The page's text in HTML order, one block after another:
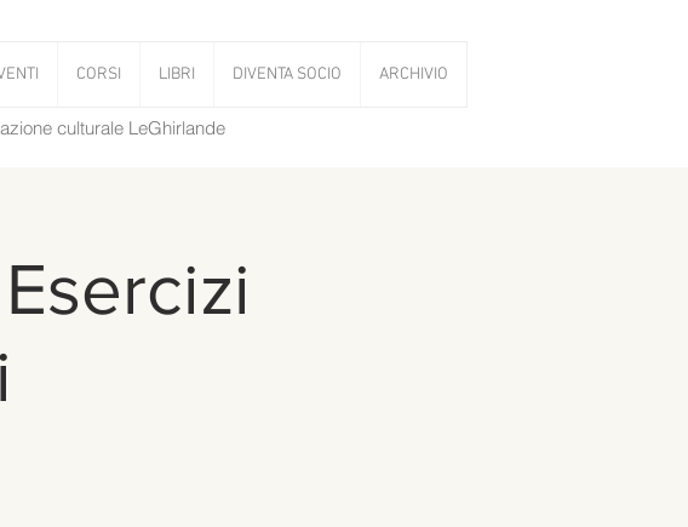
CORSI LIBRI DIVENTA SOCIO ARCHIVIO
culturale LeGhirlande